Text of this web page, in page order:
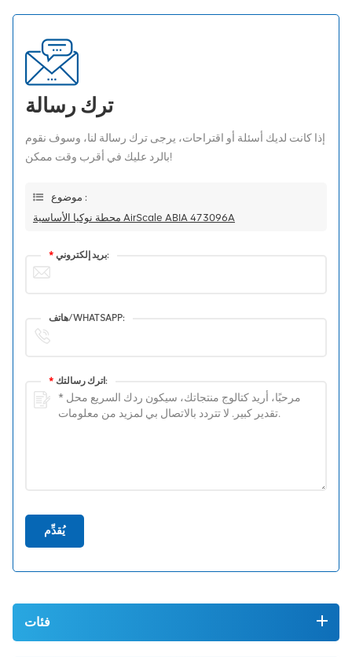
ترك رسالة
إذا كانت لديك أسئلة أو اقتراحات، يرجى ترك رسالة لنا، وسوف نقوم
بالرد عليك في أقرب وقت ممكن!
موضوع :
محطة نوكيا الأساسية AirScale ABIA 473096A
* بريد إلكتروني:
هاتف/WHATSAPP:
* اترك رسالتك:
يُقدِّم
فئات